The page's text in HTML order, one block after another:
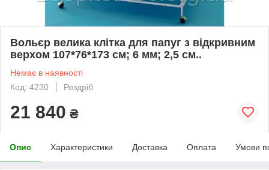
Вольєр велика клітка для папуг з відкривним
верхом 107*76*173 см; 6 мм; 2,5 см..
Немає в наявності
Код: 4230
Роздріб
21 840 ₴
Опис Характеристики Доставка Оплата Умови